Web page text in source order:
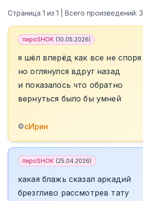
Страница 1 из 1 | Всего произведений: 3
пироSHOK (10.05.2026)
я шёл вперёд как все не споря
но оглянулся вдруг назад
и показалось что обратно
вернуться было бы умней
©сИрин
пироSHOK (25.04.2026)
какая блажь сказал аркадий
брезгливо рассмотрев тату